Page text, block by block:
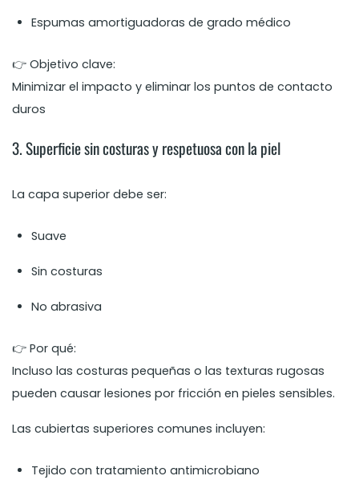
Espumas amortiguadoras de grado médico
👉 Objetivo clave:
Minimizar el impacto y eliminar los puntos de contacto
duros
3. Superficie sin costuras y respetuosa con la piel
La capa superior debe ser:
Suave
Sin costuras
No abrasiva
👉 Por qué:
Incluso las costuras pequeñas o las texturas rugosas
pueden causar lesiones por fricción en pieles sensibles.
Las cubiertas superiores comunes incluyen:
Tejido con tratamiento antimicrobiano